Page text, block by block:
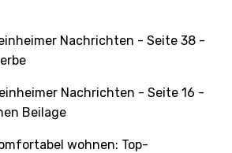
Nachrichten - Seite 38 -
Nachrichten - Seite 16 -
Beilage
wohnen: Top-